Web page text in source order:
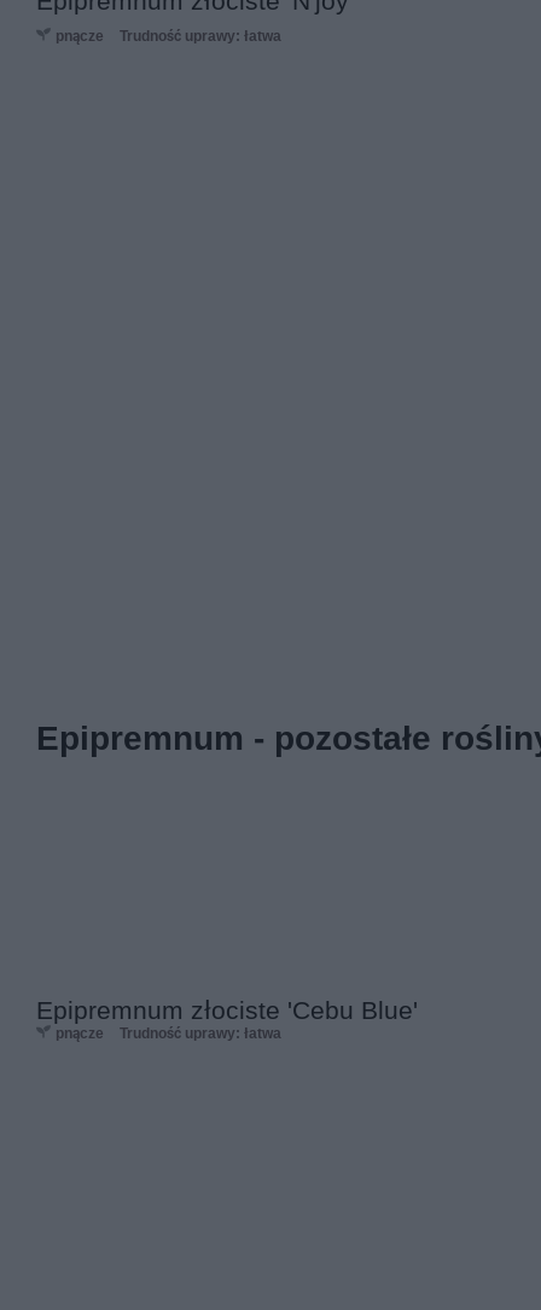
pnącze Trudność uprawy: łatwa
Epipremnum - pozostałe
Epipremnum złociste 'Cebu Blue'
pnącze Trudność uprawy: łatwa